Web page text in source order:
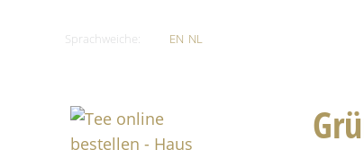
Sprachweiche: EN NL